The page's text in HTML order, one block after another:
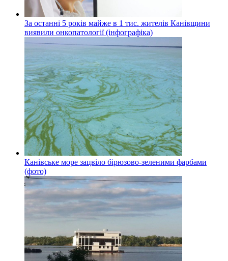
За останні 5 років майже в 1 тис. жителів Канівщини
виявили онкопатології (інфографіка)
Канівське море зацвіло бірюзово-зеленими фарбами
(фото)